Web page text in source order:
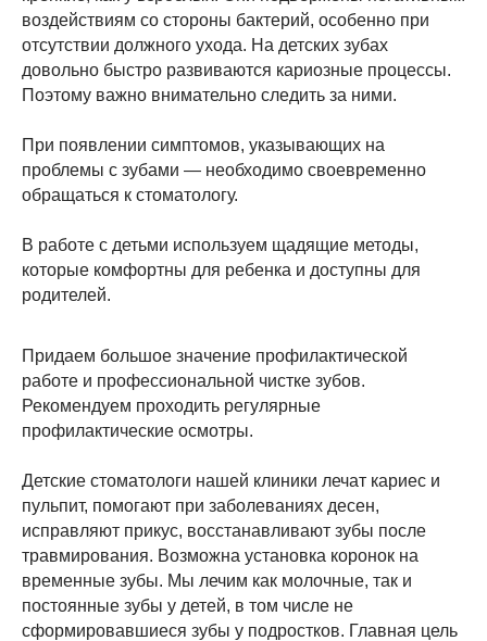
воздействиям со стороны бактерий, особенно при
отсутствии должного ухода. На детских зубах
довольно быстро развиваются кариозные процессы.
Поэтому важно внимательно следить за ними.
При появлении симптомов, указывающих на
проблемы с зубами — необходимо своевременно
обращаться к стоматологу.
В работе с детьми используем щадящие методы,
которые комфортны для ребенка и доступны для
родителей.
Придаем большое значение профилактической
работе и профессиональной чистке зубов.
Рекомендуем проходить регулярные
профилактические осмотры.
Детские стоматологи нашей клиники лечат кариес и
пульпит, помогают при заболеваниях десен,
исправляют прикус, восстанавливают зубы после
травмирования. Возможна установка коронок на
временные зубы. Мы лечим как молочные, так и
постоянные зубы у детей, в том числе не
сформировавшиеся зубы у подростков. Главная цель